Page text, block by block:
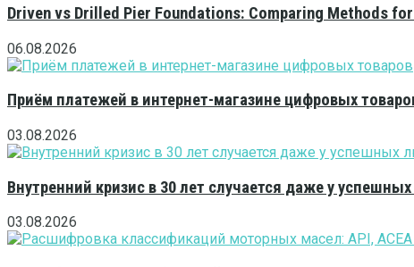
Driven vs Drilled Pier Foundations: Comparing Methods
06.08.2026
Приём платежей в интернет-магазине цифровых
03.08.2026
Внутренний кризис в 30 лет случается даже у
03.08.2026